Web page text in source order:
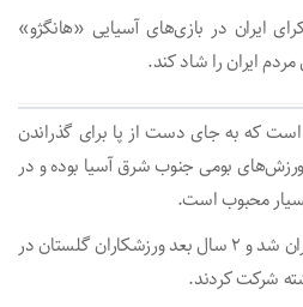
ایران در بازی‌های آسیایی «هانگژو»
ایران را شاد کند.
است که به ‌جای دست از پا برای گذراندن
بومی جنوب شرق آسیا بوده و در
بسیار محبوب است.
این رشته ورزشی دهه ۸۰ وارد ایران شد و ۲ سال بعد ورزشکاران گلستان در
شرکت کردند.